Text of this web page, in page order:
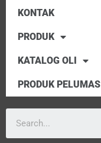
KONTAK
PRODUK
KATALOG OLI
PRODUK PELUMAS